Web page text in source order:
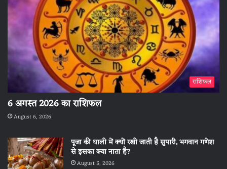
राशिफल
6 अगस्त 2026 का राशिफल
August 6, 2026
पूजा की थाली में क्यों रखी जाती है सुपारी, भगवान गणेश
से इसका क्या नाता है?
August 5, 2026